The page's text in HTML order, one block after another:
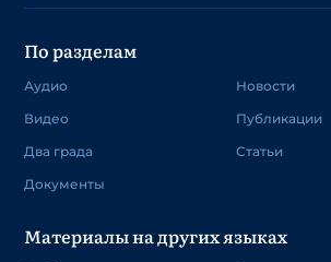
По разделам
Аудио
Видео
Два града
Документы
Новости
Публикации
Статьи
Материалы на других языках